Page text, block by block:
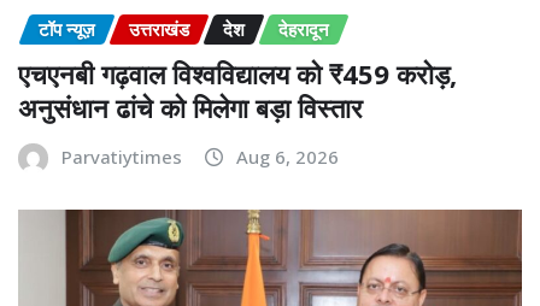
टॉप न्यूज़ उत्तराखंड देश देहरादून
एचएनबी गढ़वाल विश्वविद्यालय को ₹459 करोड़,
अनुसंधान ढांचे को मिलेगा बड़ा विस्तार
Parvatiytimes Aug 6, 2026